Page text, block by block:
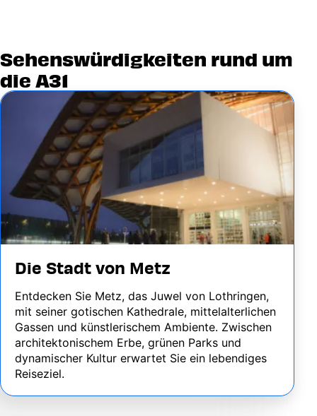
Sehenswürdigkeiten rund um
die A31
Image
Die Stadt von Metz
Entdecken Sie Metz, das Juwel von Lothringen,
mit seiner gotischen Kathedrale, mittelalterlichen
Gassen und künstlerischem Ambiente. Zwischen
architektonischem Erbe, grünen Parks und
dynamischer Kultur erwartet Sie ein lebendiges
Reiseziel.